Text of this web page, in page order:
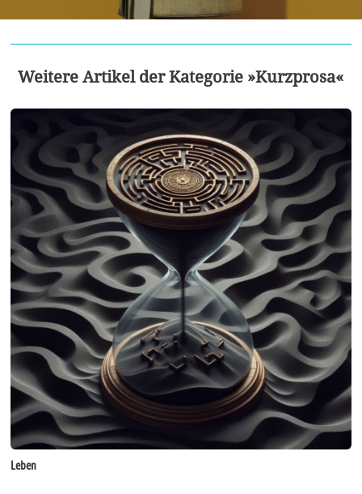
Weitere Artikel der Kategorie »Kurzprosa«
Leben